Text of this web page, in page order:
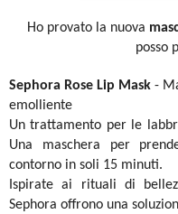
Ho provato la nuova
posso
Sephora Rose Lip Mask -
emolliente
Un trattamento per le
Una maschera per
contorno in soli 15 minuti.
Ispirate ai rituali di
Sephora offrono una